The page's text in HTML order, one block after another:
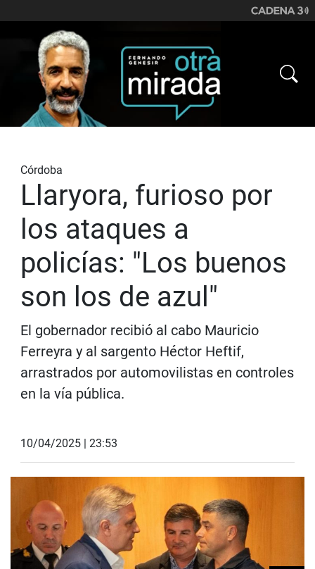
Córdoba
Llaryora, furioso por
los ataques a
policías: "Los buenos
son los de azul"
El gobernador recibió al cabo Mauricio
Ferreyra y al sargento Héctor Heftif,
arrastrados por automovilistas en controles
en la vía pública.
10/04/2025 | 23:53